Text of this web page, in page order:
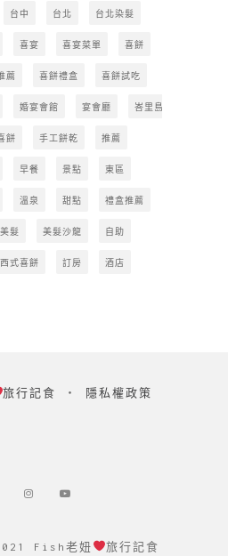
台中 台北 台北染髮
喜宴 喜宴菜單 喜餅
薦 喜餅禮盒 喜餅試吃
婚宴會館 宴會廳 峇里島
餅 手工餅乾 推薦
早餐 景點 東區
溫泉 甜點 禮盒推薦
美髮 美髮沙龍 自助
西式喜餅 訂房 酒店
旅行記食 ‧ 隱私權政策
Fish老妞 旅行記食